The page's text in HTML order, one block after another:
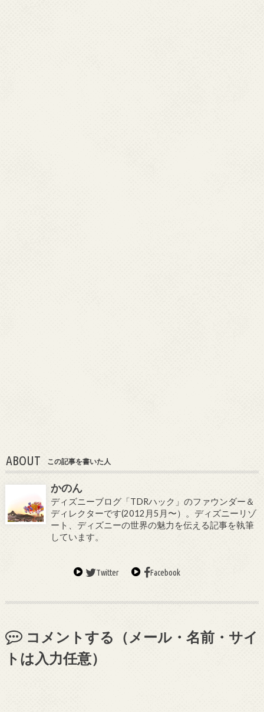
ABOUT この記事を書いた人
かのん
ディズニーブログ「TDRハック」のファウンダー＆
ディレクターです(2012月5月〜）。ディズニーリゾ
ート、ディズニーの世界の魅力を伝える記事を執筆
しています。
Twitter Facebook
コメントする（メール・名前・サイ
トは入力任意）